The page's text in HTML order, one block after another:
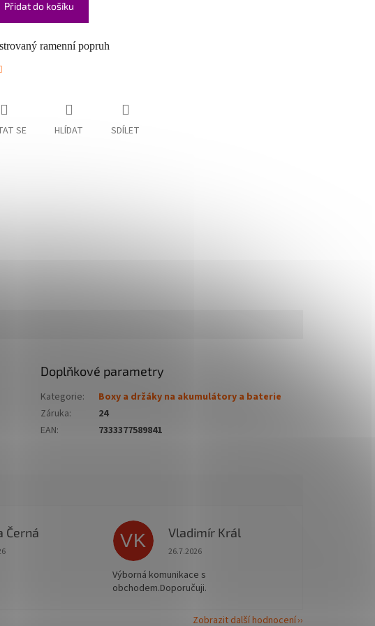
Přidat do košíku
ramenní popruh
SE HLÍDAT SDÍLET
Doplňkové parametry
Kategorie:
Boxy a držáky na akumulátory a baterie
Záruka:
24
EAN: 7333377589841
Černá
obchodu je 5 z 5 hvězdiček.VK Vladimír Král
Hodnocení obchodu je 5 z 5 hvězdiček.
26.7.2026
Výborná komunikace s
obchodem.Doporučuji.
Zobrazit další hodnocení